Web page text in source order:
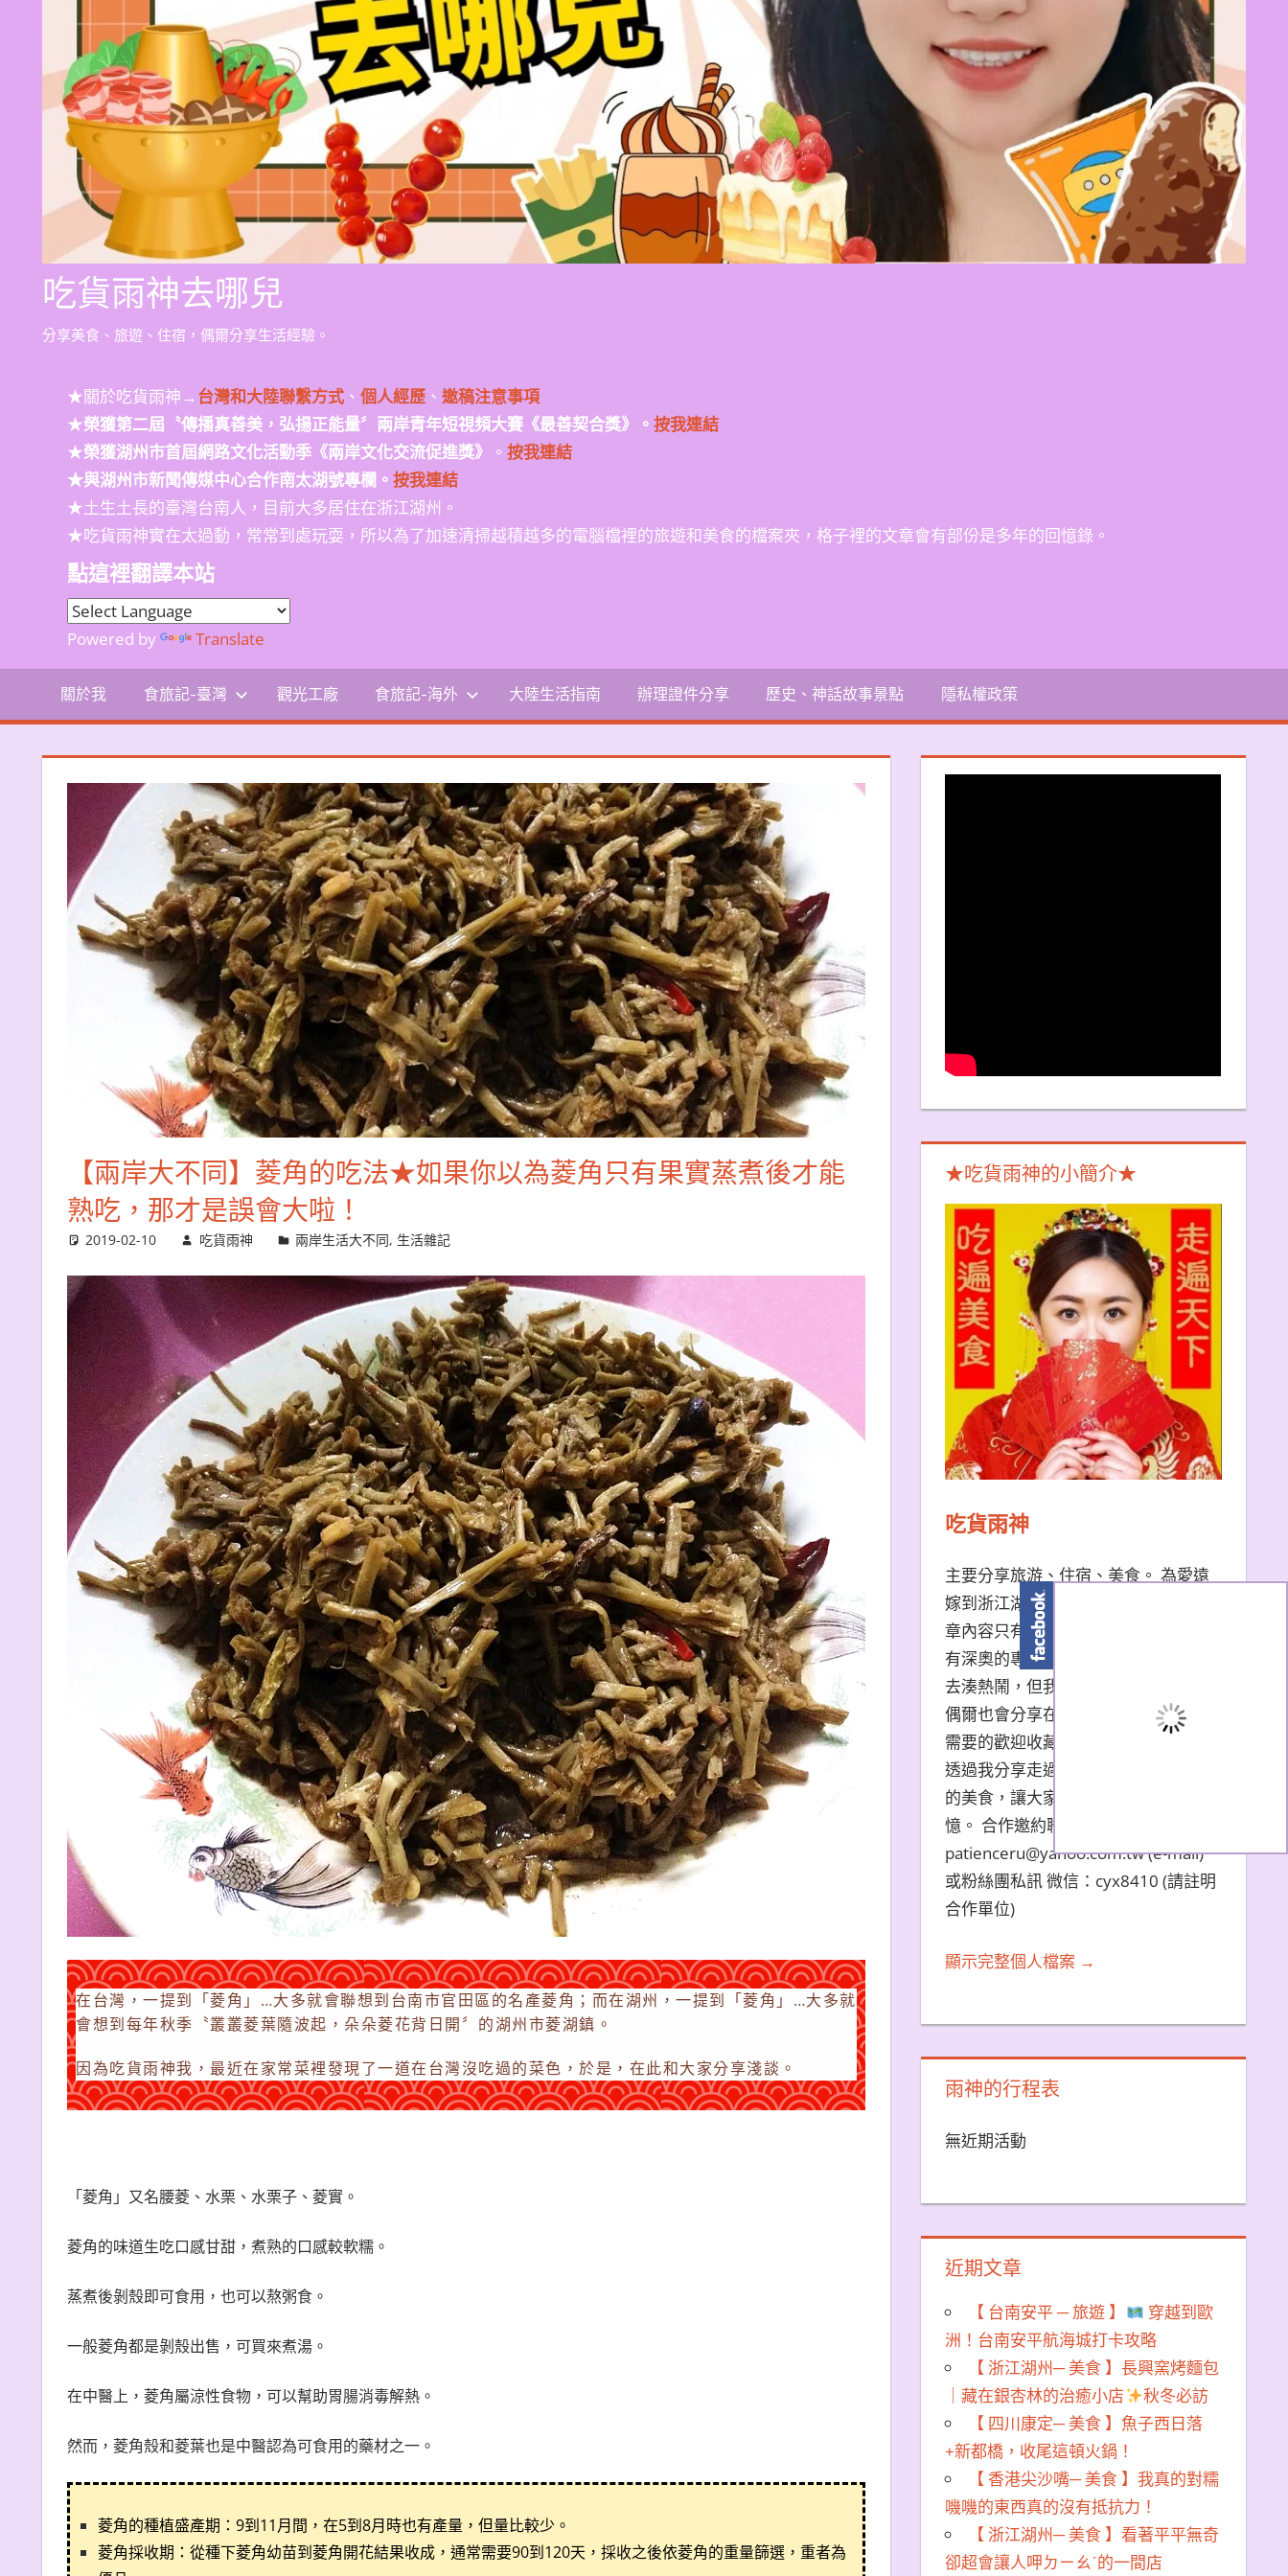
吃貨雨神去哪兒
分享美食、旅遊、住宿，偶爾分享生活經驗。
★關於吃貨雨神→台灣和大陸聯繫方式、 個人經歷、 邀稿注意事項
★榮獲第二屆〝傳播真善美，弘揚正能量〞兩岸青年短視頻大賽《最善契合獎》。 按我連結
★榮獲湖州市首屆網路文化活動季《兩岸文化交流促進獎》 。 按我連結
★與湖州市新聞傳媒中心合作南太湖號專欄。 按我連結
★土生土長的臺灣台南人，目前大多居住在浙江湖州。
★吃貨雨神實在太過動，常常到處玩耍，所以為了加速清掃越積越多的電腦檔裡的旅遊和美食的檔案夾，格子裡的文章會有部份是多年的回憶錄。
點這裡翻譯本站
Powered by Translate
關於我 食旅記-臺灣 觀光工廠 食旅記-海外 大陸生活指南 辦理證件分享 歷史、神話故事景點 隱私權政策
【兩岸大不同】菱角的吃法★如果你以為菱角只有果實蒸煮後才能
熟吃，那才是誤會大啦！
2019-02-10 吃貨雨神 兩岸生活大不同, 生活雜記
在台灣，一提到「菱角」…大多就會聯想到台南市官田區的名產菱角；而在湖州，一提到「菱角」…大多就
會想到每年秋季〝叢叢菱葉隨波起，朵朵菱花背日開〞的湖州市菱湖鎮。
因為吃貨雨神我，最近在家常菜裡發現了一道在台灣沒吃過的菜色，於是，在此和大家分享淺談。
「菱角」又名腰菱、水栗、水栗子、菱實。
菱角的味道生吃口感甘甜，煮熟的口感較軟糯。
蒸煮後剝殼即可食用，也可以熬粥食。
一般菱角都是剝殼出售，可買來煮湯。
在中醫上，菱角屬涼性食物，可以幫助胃腸消毒解熱。
然而，菱角殼和菱葉也是中醫認為可食用的藥材之一。
菱角的種植盛產期：9到11月間，在5到8月時也有產量，但量比較少。
菱角採收期：從種下菱角幼苗到菱角開花結果收成，通常需要90到120天，採收之後依菱角的重量篩選，重者為
★吃貨雨神的小簡介★
吃貨雨神
主要分享旅游、住宿、美食。 為愛遠
嫁到浙江湖州的台南天秤座女子。 文
章內容只有非常口語易懂的描述，沒
有深奧的專有名詞。 熱門景點我也會
去湊熱鬧，但我更愛冷門小眾景點。
偶爾也會分享在大陸生活的小撇步，
需要的歡迎收藏文章。 希望大家能夠
透過我分享走過的旅遊景點和品嚐過
的美食，讓大家都能夠擁有美好的回
憶。 合作邀約聯繫方式：
patienceru@yahoo.com.tw (e-mail)
或粉絲團私訊 微信：cyx8410 (請註明
合作單位)
顯示完整個人檔案 →
雨神的行程表
無近期活動
近期文章
【 台南安平 ─ 旅遊 】
穿越到歐
洲！台南安平航海城打卡攻略
【 浙江湖州─ 美食 】長興窯烤麵包
｜藏在銀杏林的治癒小店
秋冬必訪
【 四川康定─ 美食 】魚子西日落
+新都橋，收尾這頓火鍋！
【 香港尖沙嘴─ 美食 】我真的對糯
嘰嘰的東西真的沒有抵抗力！
【 浙江湖州─ 美食 】看著平平無奇
卻超會讓人呷ㄉㄧㄠˊ的一間店